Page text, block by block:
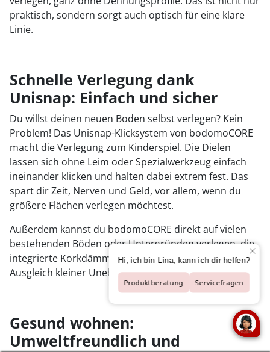
praktisch, sondern sorgt auch optisch für eine klare
Linie.
Schnelle Verlegung dank
Unisnap: Einfach und sicher
Du willst deinen neuen Boden selbst verlegen? Kein
Problem! Das Unisnap-Klicksystem von bodomoCORE
macht die Verlegung zum Kinderspiel. Die Dielen
lassen sich ohne Leim oder Spezialwerkzeug einfach
ineinander klicken und halten dabei extrem fest. Das
spart dir Zeit, Nerven und Geld, vor allem, wenn du
größere Flächen verlegen möchtest.
Außerdem kannst du bodomoCORE direkt auf vielen
bestehenden Böden oder Untergründen verlegen, die
integrierte Korkdämmung sorgt dabei für den nötigen
Ausgleich kleiner Unebenheiten.
Gesund wohnen:
Umweltfreundlich und